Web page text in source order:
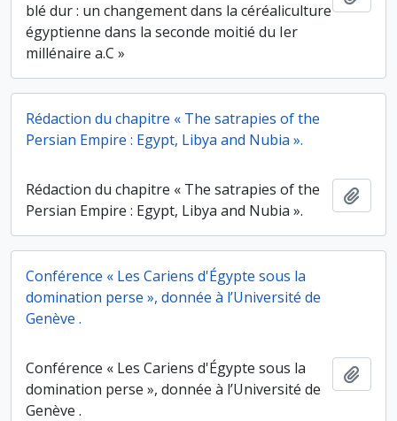
blé dur : un changement dans la céréaliculture
égyptienne dans la seconde moitié du Ier
millénaire a.C »
Rédaction du chapitre « The satrapies of the
Persian Empire : Egypt, Libya and Nubia ».
Rédaction du chapitre « The satrapies of the
Persian Empire : Egypt, Libya and Nubia ».
Conférence « Les Cariens d'Égypte sous la
domination perse », donnée à l’Université de
Genève .
Conférence « Les Cariens d'Égypte sous la
domination perse », donnée à l’Université de
Genève .